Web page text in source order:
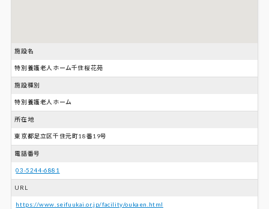
施設名
特別養護老人ホーム千住桜花苑
施設種別
特別養護老人ホーム
所在地
東京都足立区千住元町18番19号
電話番号
03-5244-6881
URL
https://www.seifuukai.or.jp/facility/oukaen.html